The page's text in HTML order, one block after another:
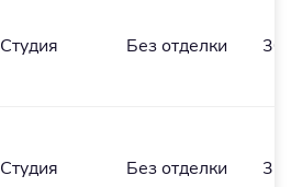
Студия Без отделки
Студия Без отделки